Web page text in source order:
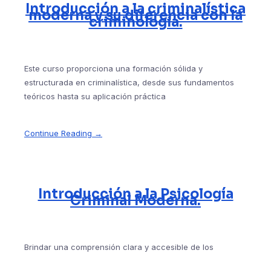
Introducción a la criminalística
moderna y su diferencia con la
criminología.
Este curso proporciona una formación sólida y
estructurada en criminalística, desde sus fundamentos
teóricos hasta su aplicación práctica
Continue Reading →
Introducción a la Psicología
Criminal Moderna.
Brindar una comprensión clara y accesible de los